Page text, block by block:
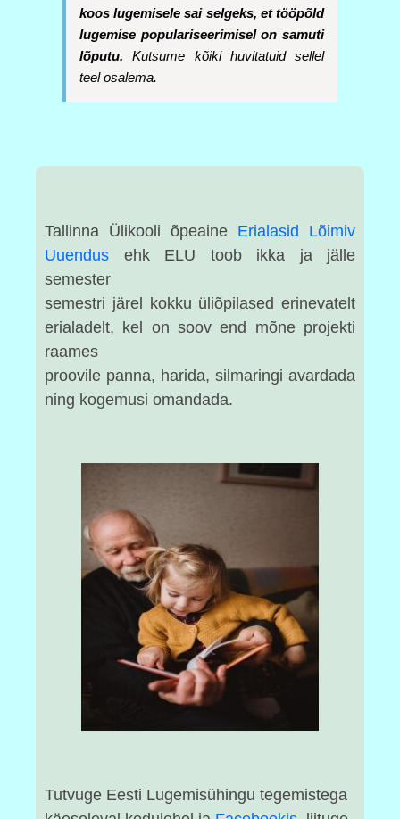
koos lugemisele sai selgeks, et tööpõld
lugemise populariseerimisel on samuti
lõputu. Kutsume kõiki huvitatuid sellel
teel osalema.
Tallinna Ülikooli õpeaine Erialasid Lõimiv
Uuendus ehk ELU toob ikka ja jälle
semester
semestri järel kokku üliõpilased erinevatelt
erialadelt, kel on soov end mõne projekti
raames
proovile panna, harida, silmaringi avardada
ning kogemusi omandada.
Tutvuge Eesti Lugemisühingu tegemistega